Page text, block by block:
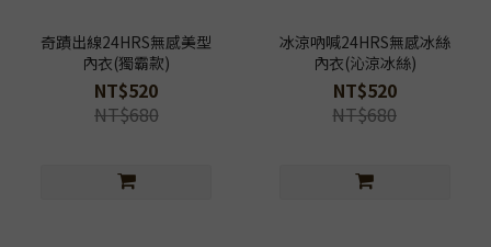
奇蹟出線24HRS無感美型
內衣(獨霸款)
NT$520
NT$680
冰涼吶喊24HRS無感冰絲
內衣(沁涼冰絲)
NT$520
NT$680